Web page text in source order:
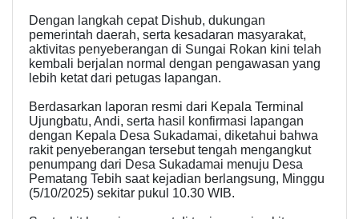
Dengan langkah cepat Dishub, dukungan
pemerintah daerah, serta kesadaran masyarakat,
aktivitas penyeberangan di Sungai Rokan kini telah
kembali berjalan normal dengan pengawasan yang
lebih ketat dari petugas lapangan.
Berdasarkan laporan resmi dari Kepala Terminal
Ujungbatu, Andi, serta hasil konfirmasi lapangan
dengan Kepala Desa Sukadamai, diketahui bahwa
rakit penyeberangan tersebut tengah mengangkut
penumpang dari Desa Sukadamai menuju Desa
Pematang Tebih saat kejadian berlangsung, Minggu
(5/10/2025) sekitar pukul 10.30 WIB.